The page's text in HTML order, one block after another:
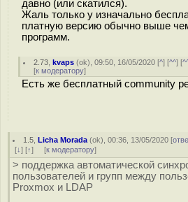
давно (или скатился).
Жаль только у изначально
платную версию обычно выше
программ.
2.73 ,kvaps (ok), 09:50, 16/05/2020 [^] [^^] [
[к модератору]
Есть же бесплатный community
1.5 ,Licha Morada (ok), 00:36, 13/05/2020 [
[↓] [↑] [к модератору]
> поддержка автоматической
пользователей и групп между
Proxmox и LDAP